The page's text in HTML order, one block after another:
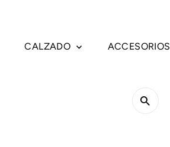
CALZADO ACCESORIOS